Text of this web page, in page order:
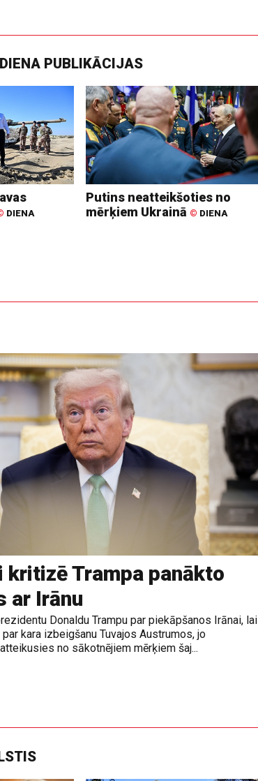
PUBLIKĀCIJAS
DIENA
Putins neatteikšoties no
mērķiem Ukrainā © DIENA
kritizē Trampa panākto
ar Irānu
Donaldu Trampu par piekāpšanos Irānai, lai
kara izbeigšanu Tuvajos Austrumos, jo
no sākotnējiem mērķiem šaj...